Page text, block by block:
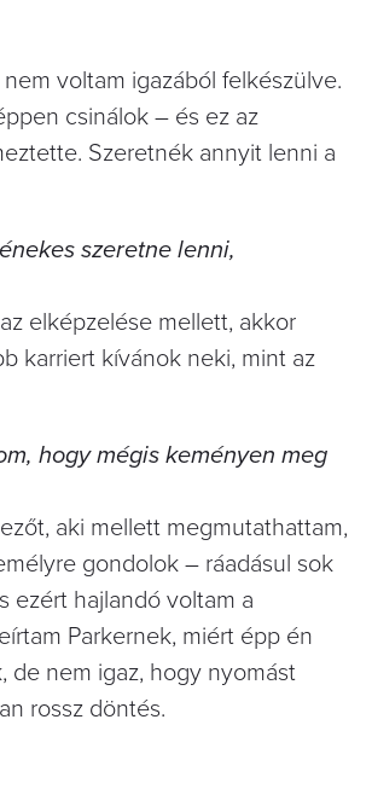
voltam igazából felkészülve.
csinálok – és ez az
Szeretnék annyit lenni a
szeretne lenni,
elképzelése mellett, akkor
karriert kívánok neki, mint az
hogy mégis keményen meg
aki mellett megmutathattam,
gondolok – ráadásul sok
ezért hajlandó voltam a
Parkernek, miért épp én
de nem igaz, hogy nyomást
rossz döntés.